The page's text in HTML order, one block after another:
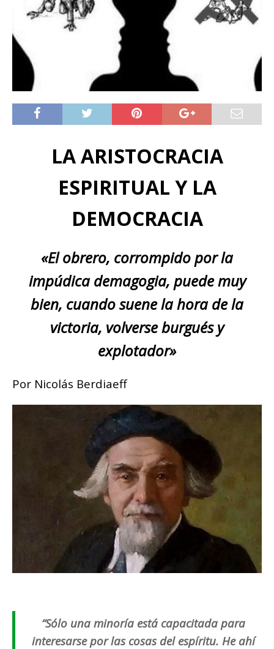
LA ARISTOCRACIA
ESPIRITUAL Y LA
DEMOCRACIA
«El obrero, corrompido por la
impúdica demagogia, puede muy
bien, cuando suene la hora de la
victoria, volverse burgués y
explotador»
Por Nicolás Berdiaeff
“Sólo una minoría está capacitada para
interesarse por las cosas del espíritu. He ahí